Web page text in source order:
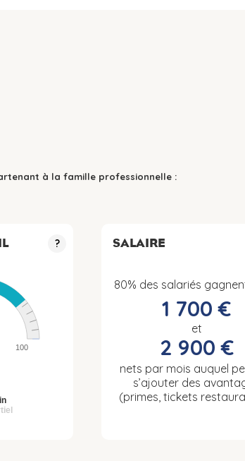
à la famille professionnelle :
?
100
SALAIRE
80% des salariés
1 700 €
et
2 900 €
nets par mois auquel
s’ajouter des
(primes, tickets